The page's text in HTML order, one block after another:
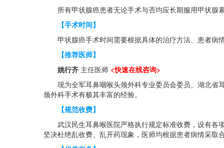
所有甲状腺癌患者无论手术与否均应长期服用甲状腺素
【手术时间】
甲状腺癌手术时间需要根据具体的治疗方法、患者病情
【推荐医师】
姚行齐 主任医师 <快速在线咨询>
现为全军耳鼻咽喉头颈外科专业委员会委员、湖北省
颈外科手术有极其丰富的经验。
【规范收费】
武汉民生耳鼻喉医院严格执行规定标准收费，设有各
坚决杜绝乱收费、乱开药现象，医师均根据患者病情采取